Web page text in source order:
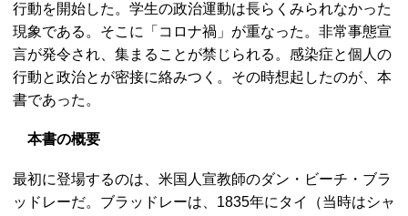
行動を開始した。学生の政治運動は長らくみられなかった
現象である。そこに「コロナ禍」が重なった。非常事態宣
言が発令され、集まることが禁じられる。感染症と個人の
行動と政治とが密接に絡みつく。その時想起したのが、本
書であった。
本書の概要
最初に登場するのは、米国人宣教師のダン・ビーチ・ブラ
ッドレーだ。ブラッドレーは、1835年にタイ（当時はシャ